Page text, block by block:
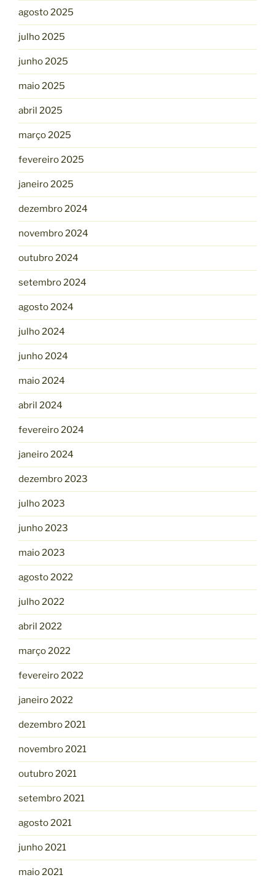
agosto 2025
julho 2025
junho 2025
maio 2025
abril 2025
março 2025
fevereiro 2025
janeiro 2025
dezembro 2024
novembro 2024
outubro 2024
setembro 2024
agosto 2024
julho 2024
junho 2024
maio 2024
abril 2024
fevereiro 2024
janeiro 2024
dezembro 2023
julho 2023
junho 2023
maio 2023
agosto 2022
julho 2022
abril 2022
março 2022
fevereiro 2022
janeiro 2022
dezembro 2021
novembro 2021
outubro 2021
setembro 2021
agosto 2021
junho 2021
maio 2021